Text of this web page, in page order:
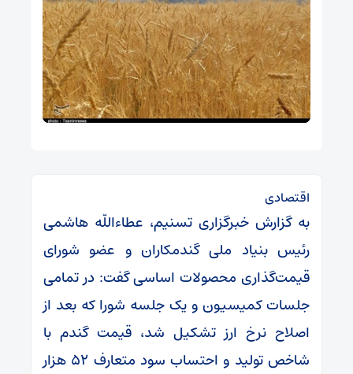
اقتصادی
به گزارش خبرگزاری تسنیم، عطاءاللّه هاشمی
رئیس بنیاد ملی گندمکاران و عضو شورای
قیمت‌گذاری محصولات اساسی گفت: در تمامی
جلسات کمیسیون و یک جلسه شورا که بعد از
اصلاح نرخ ارز تشکیل شد، قیمت گندم با
شاخص تولید و احتساب سود متعارف ۵۲ هزار